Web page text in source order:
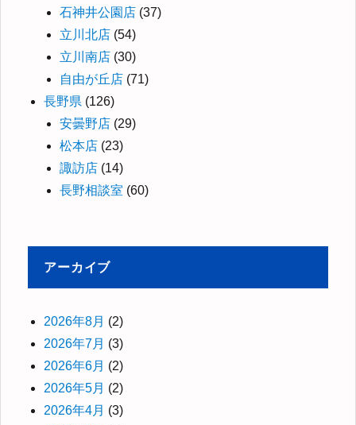
石神井公園店 (37)
立川北店 (54)
立川南店 (30)
自由が丘店 (71)
長野県 (126)
安曇野店 (29)
松本店 (23)
諏訪店 (14)
長野相談室 (60)
アーカイブ
2026年8月 (2)
2026年7月 (3)
2026年6月 (2)
2026年5月 (2)
2026年4月 (3)